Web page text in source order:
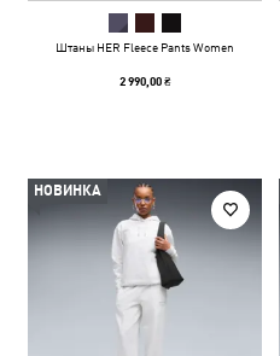
Штаны HER Fleece Pants Women
2 990,00 ₴
НОВИНКА